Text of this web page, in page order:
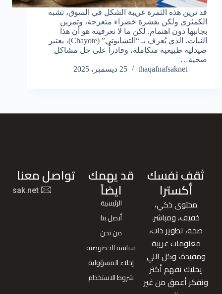
قد ترين هذه الثمرة غريبة الشكل في السوق، تشبه
الكمثرى ولكن بقشرة خضراء متعرجة، وتمرين
بجانبها دون اهتمام. لكن ما لا تعرفينه هو أن هذا
النبات، الذي يُعرف بـ “التشايوتي” (Chayote)، يعتبر
صيدلية طبيعية متكاملة، وقادراً على حل مشاكل
صحية…
thaqafnafsaknet
25 ديسمبر، 2025
ثقف نفسك
أكسترا
محتوى ذكي،
خفيف، ومباشر.
صحة، تطوير ذات،
معلومات غريبة
ومفيدة، وكل اللي
يخليك تفهم أكتر
وتفكر أعمق من غير
قد يهمك
ايضاً
الرئيسية
أتصل بنا
من نحن
سياسة الخصوصية
إخلاء المسؤولية
شروط الاستخدام
تواصل معنا